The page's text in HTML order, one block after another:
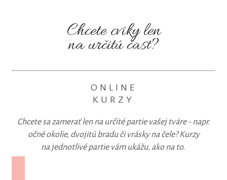
Chcete cviky len
na určitú časť?
ONLINE
KURZY
Chcete sa zamerať len na určité partie vašej tváre - napr.
očné okolie, dvojitú bradu či vrásky na čele? Kurzy
na jednotlivé partie vám ukážu, ako na to.